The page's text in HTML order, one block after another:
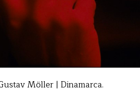
Möller | Dinamarca.